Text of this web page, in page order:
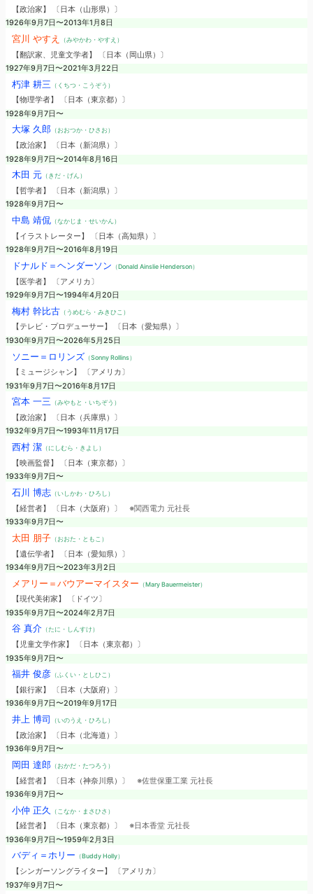
【政治家】 〔日本（山形県）〕
1926年9月7日〜2013年1月8日
宮川 やすえ （みやかわ・やすえ）
【翻訳家、児童文学者】 〔日本（岡山県）〕
1927年9月7日〜2021年3月22日
朽津 耕三 （くちつ・こうぞう）
【物理学者】 〔日本（東京都）〕
1928年9月7日〜
大塚 久郎（おおつか・ひさお）
【政治家】 〔日本（新潟県）〕
1928年9月7日〜2014年8月16日
木田 元（きだ・げん）
【哲学者】 〔日本（新潟県）〕
1928年9月7日〜
中島 靖侃（なかじま・せいかん）
【イラストレーター】 〔日本（高知県）〕
1928年9月7日〜2016年8月19日
ドナルド＝ヘンダーソン （Donald Ainslie Henderson）
【医学者】 〔アメリカ〕
1929年9月7日〜1994年4月20日
梅村 幹比古（うめむら・みきひこ）
【テレビ・プロデューサー】 〔日本（愛知県）〕
1930年9月7日〜2026年5月25日
ソニー＝ロリンズ （Sonny Rollins）
【ミュージシャン】 〔アメリカ〕
1931年9月7日〜2016年8月17日
宮本 一三 （みやもと・いちぞう）
【政治家】 〔日本（兵庫県）〕
1932年9月7日〜1993年11月17日
西村 潔（にしむら・きよし）
【映画監督】 〔日本（東京都）〕
1933年9月7日〜
石川 博志（いしかわ・ひろし）
【経営者】 〔日本（大阪府）〕 ※関西電力 元社長
1933年9月7日〜
太田 朋子（おおた・ともこ）
【遺伝学者】 〔日本（愛知県）〕
1934年9月7日〜2023年3月2日
メアリー＝バウアーマイスター （Mary Bauermeister）
【現代美術家】 〔ドイツ〕
1935年9月7日〜2024年2月7日
谷 真介（たに・しんすけ）
【児童文学作家】 〔日本（東京都）〕
1935年9月7日〜
福井 俊彦（ふくい・としひこ）
【銀行家】 〔日本（大阪府）〕
1936年9月7日〜2019年9月17日
井上 博司 （いのうえ・ひろし）
【政治家】 〔日本（北海道）〕
1936年9月7日〜
岡田 達郎（おかだ・たつろう）
【経営者】 〔日本（神奈川県）〕 ※佐世保重工業 元社長
1936年9月7日〜
小仲 正久 （こなか・まさひさ）
【経営者】 〔日本（東京都）〕 ※日本香堂 元社長
1936年9月7日〜1959年2月3日
バディ＝ホリー （Buddy Holly）
【シンガーソングライター】 〔アメリカ〕
1937年9月7日〜